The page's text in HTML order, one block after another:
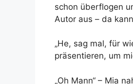
schon überflogen
Autor aus – da
„He, sag mal, für
präsentieren, um
„Oh Mann“ – Mia